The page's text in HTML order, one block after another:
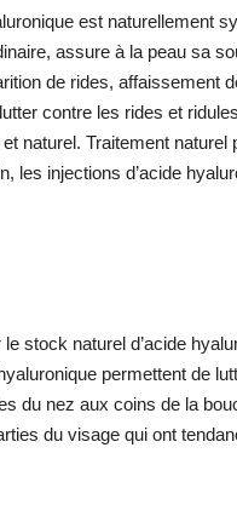
est
assure à la peau sa
de rides,
contre les rides et
naturel. Traitement
les injections d’acide
stock naturel d’acide
permettent de
du nez aux coins de la
du visage qui ont